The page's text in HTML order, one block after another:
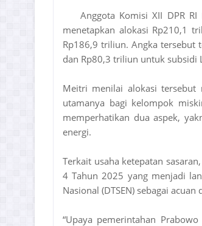
Anggota Komisi XII DPR
menetapkan alokasi Rp210,1
Rp186,9 triliun. Angka
dan Rp80,3 triliun untuk subsidi
Meitri menilai alokasi tersebut
utamanya bagi kelompok
memperhatikan dua aspek,
energi.
Terkait usaha ketepatan
4 Tahun 2025 yang menjadi
Nasional (DTSEN) sebagai
“Upaya pemerintahan